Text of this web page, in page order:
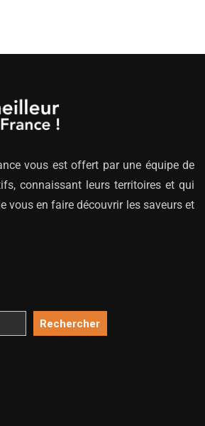
vous est offert par une équipe de
connaissant leurs territoires et qui
vous en faire découvrir les saveurs et
Rechercher